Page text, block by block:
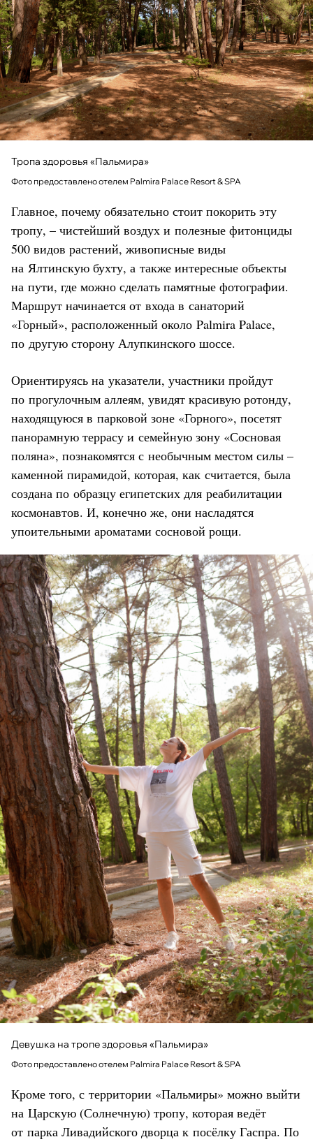
Тропа здоровья «Пальмира»
Фото предоставлено отелем Palmira Palace Resort & SPA
Главное, почему обязательно стоит покорить эту
тропу, – чистейший воздух и полезные фитонциды
500 видов растений, живописные виды
на Ялтинскую бухту, а также интересные объекты
на пути, где можно сделать памятные фотографии.
Маршрут начинается от входа в санаторий
«Горный», расположенный около Palmira Palace,
по другую сторону Алупкинского шоссе.
Ориентируясь на указатели, участники пройдут
по прогулочным аллеям, увидят красивую ротонду,
находящуюся в парковой зоне «Горного», посетят
панорамную террасу и семейную зону «Сосновая
поляна», познакомятся с необычным местом силы –
каменной пирамидой, которая, как считается, была
создана по образцу египетских для реабилитации
космонавтов. И, конечно же, они насладятся
упоительными ароматами сосновой рощи.
Девушка на тропе здоровья «Пальмира»
Фото предоставлено отелем Palmira Palace Resort & SPA
Кроме того, с территории «Пальмиры» можно выйти
на Царскую (Солнечную) тропу, которая ведёт
от парка Ливадийского дворца к посёлку Гаспра. По